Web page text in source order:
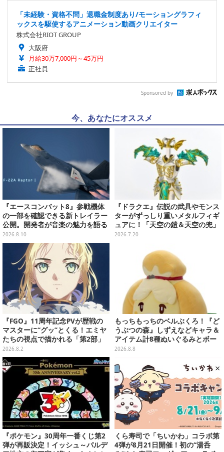
「未経験・資格不問」退職金制度あり/モーショングラフィ
ックスを駆使するアニメーション動画クリエイター
株式会社RIOT GROUP
大阪府
月給30万7,000円～45万円
正社員
Sponsored by
今、あなたにオススメ
『エースコンバット8』参戦機体
の一部を確認できる新トレイラー
公開。開発者が音楽の魅力を語る
インタビュー第2弾も
2026.8.10
『ドラクエ』伝説の武具やモンス
ターがずっしり重いメタルフィギ
ュアに！「天空の鎧＆天空の兜」
など全7種類
2026.7.20
『FGO』11周年記念PVが歴戦の
マスターに“グッ”とくる！エミヤ
たちの視点で描かれる「第2部」
の旅路
2026.8.2
もっちもっちのベルぶくろ！『ど
うぶつの森』しずえなどキャラ＆
アイテム計8種ぬいぐるみとボー
ルチェーン付きマスコットが発売
2026.8.8
『ポケモン』30周年一番くじ第2
弾が再販決定！イッシュ～パルデ
くら寿司で「ちいかわ」コラボ第
4弾が8月21日開催！初の“湯呑